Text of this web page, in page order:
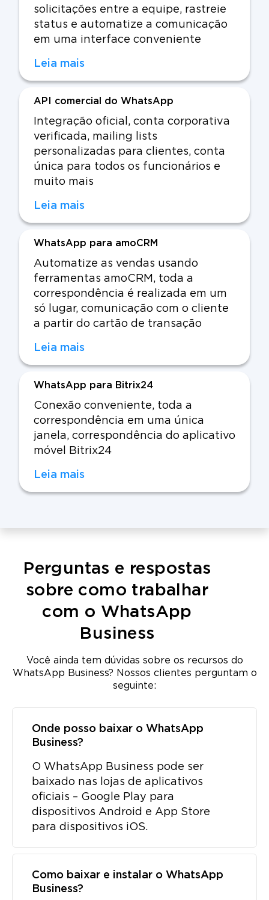
solicitações entre a equipe, rastreie
status e automatize a comunicação
em uma interface conveniente
Leia mais
API comercial do WhatsApp
Integração oficial, conta corporativa
verificada, mailing lists
personalizadas para clientes, conta
única para todos os funcionários e
muito mais
Leia mais
WhatsApp para amoCRM
Automatize as vendas usando
ferramentas amoCRM, toda a
correspondência é realizada em um
só lugar, comunicação com o cliente
a partir do cartão de transação
Leia mais
WhatsApp para Bitrix24
Conexão conveniente, toda a
correspondência em uma única
janela, correspondência do aplicativo
móvel Bitrix24
Leia mais
Perguntas e respostas
sobre como trabalhar
com o WhatsApp
Business
Você ainda tem dúvidas sobre os recursos do
WhatsApp Business? Nossos clientes perguntam o
seguinte:
Onde posso baixar o WhatsApp
Business?
O WhatsApp Business pode ser
baixado nas lojas de aplicativos
oficiais – Google Play para
dispositivos Android e App Store
para dispositivos iOS.
Como baixar e instalar o WhatsApp
Business?